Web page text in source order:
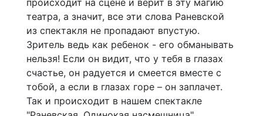
происходит на сцене и верит в эту магию
театра, а значит, все эти слова Раневской
из спектакля не пропадают впустую.
Зритель ведь как ребенок - его обманывать
нельзя! Если он видит, что у тебя в глазах
счастье, он радуется и смеется вместе с
тобой, а если в глазах горе – он заплачет.
Так и происходит в нашем спектакле